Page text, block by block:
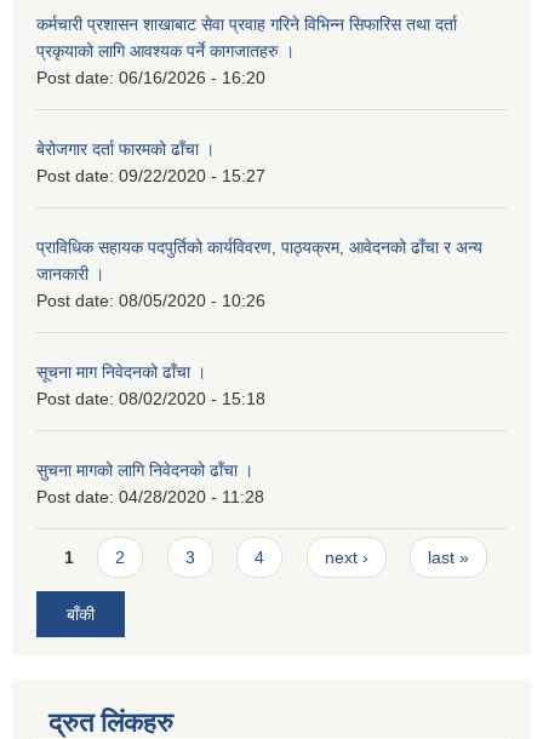
कर्मचारी प्रशासन शाखाबाट सेवा प्रवाह गरिने विभिन्न सिफारिस तथा दर्ता
प्रकृयाको लागि आवश्यक पर्ने कागजातहरु ।
Post date: 06/16/2026 - 16:20
बेरोजगार दर्ता फारमको ढाँचा ।
Post date: 09/22/2020 - 15:27
प्राविधिक सहायक पदपुर्तिको कार्यविवरण, पाठ्यक्रम, आवेदनको ढाँचा र अन्य
जानकारी ।
Post date: 08/05/2020 - 10:26
सूचना माग निवेदनको ढाँचा ।
Post date: 08/02/2020 - 15:18
सुचना मागको लागि निवेदनको ढाँचा ।
Post date: 04/28/2020 - 11:28
Pages
1 2 3 4 next › last »
बाँकी
द्रुत लिंकहरु